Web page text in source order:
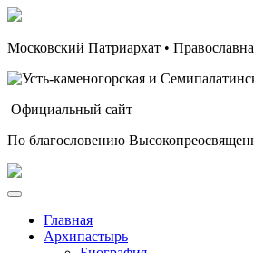
Московский Патриархат •
Официальный сайт
По благословению
Главная
Архипастырь